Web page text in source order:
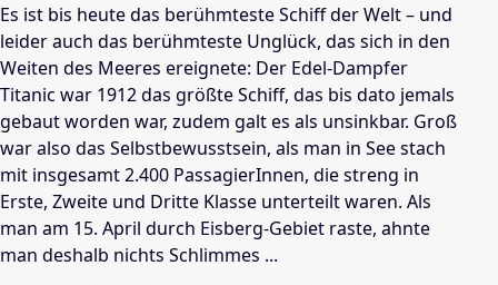
Es ist bis heute das berühmteste Schiff der Welt – und
leider auch das berühmteste Unglück, das sich in den
Weiten des Meeres ereignete: Der Edel-Dampfer
Titanic war 1912 das größte Schiff, das bis dato jemals
gebaut worden war, zudem galt es als unsinkbar. Groß
war also das Selbstbewusstsein, als man in See stach
mit insgesamt 2.400 PassagierInnen, die streng in
Erste, Zweite und Dritte Klasse unterteilt waren. Als
man am 15. April durch Eisberg-Gebiet raste, ahnte
man deshalb nichts Schlimmes ...